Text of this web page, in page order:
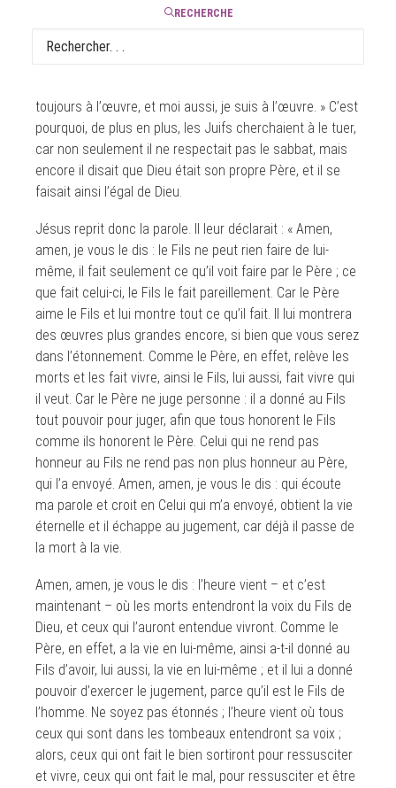
RECHERCHE
toujours à l’œuvre, et moi aussi, je suis à l’œuvre. » C’est
pourquoi, de plus en plus, les Juifs cherchaient à le tuer,
car non seulement il ne respectait pas le sabbat, mais
encore il disait que Dieu était son propre Père, et il se
faisait ainsi l’égal de Dieu.
Jésus reprit donc la parole. Il leur déclarait : « Amen,
amen, je vous le dis : le Fils ne peut rien faire de lui-
même, il fait seulement ce qu’il voit faire par le Père ; ce
que fait celui-ci, le Fils le fait pareillement. Car le Père
aime le Fils et lui montre tout ce qu’il fait. Il lui montrera
des œuvres plus grandes encore, si bien que vous serez
dans l’étonnement. Comme le Père, en effet, relève les
morts et les fait vivre, ainsi le Fils, lui aussi, fait vivre qui
il veut. Car le Père ne juge personne : il a donné au Fils
tout pouvoir pour juger, afin que tous honorent le Fils
comme ils honorent le Père. Celui qui ne rend pas
honneur au Fils ne rend pas non plus honneur au Père,
qui l’a envoyé. Amen, amen, je vous le dis : qui écoute
ma parole et croit en Celui qui m’a envoyé, obtient la vie
éternelle et il échappe au jugement, car déjà il passe de
la mort à la vie.
Amen, amen, je vous le dis : l’heure vient – et c’est
maintenant – où les morts entendront la voix du Fils de
Dieu, et ceux qui l’auront entendue vivront. Comme le
Père, en effet, a la vie en lui-même, ainsi a-t-il donné au
Fils d’avoir, lui aussi, la vie en lui-même ; et il lui a donné
pouvoir d’exercer le jugement, parce qu’il est le Fils de
l’homme. Ne soyez pas étonnés ; l’heure vient où tous
ceux qui sont dans les tombeaux entendront sa voix ;
alors, ceux qui ont fait le bien sortiront pour ressusciter
et vivre, ceux qui ont fait le mal, pour ressusciter et être